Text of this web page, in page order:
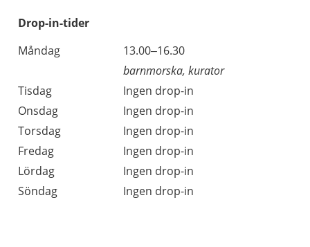
Drop-in-tider
Måndag
13.00–16.30
barnmorska, kurator
Tisdag
Ingen drop-in
Onsdag
Ingen drop-in
Torsdag
Ingen drop-in
Fredag
Ingen drop-in
Lördag
Ingen drop-in
Söndag
Ingen drop-in